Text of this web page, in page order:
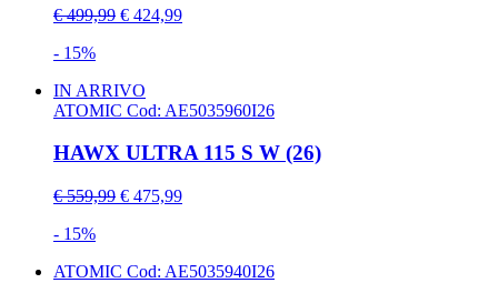
€ 499,99 € 424,99
- 15%
IN ARRIVO
ATOMIC Cod: AE5035960I26
HAWX ULTRA 115 S W (26)
€ 559,99 € 475,99
- 15%
ATOMIC Cod: AE5035940I26